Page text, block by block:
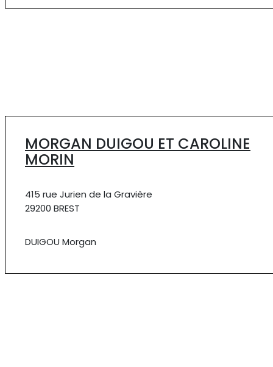
MORGAN DUIGOU ET CAROLINE
MORIN
415 rue Jurien de la Gravière
29200 BREST
DUIGOU Morgan